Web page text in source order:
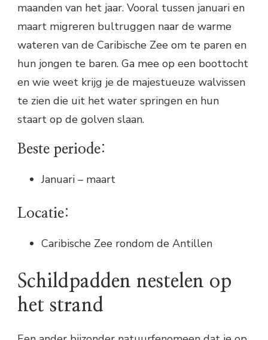
maanden van het jaar. Vooral tussen januari en
maart migreren bultruggen naar de warme
wateren van de Caribische Zee om te paren en
hun jongen te baren. Ga mee op een boottocht
en wie weet krijg je de majestueuze walvissen
te zien die uit het water springen en hun
staart op de golven slaan.
Beste periode:
Januari – maart
Locatie:
Caribische Zee rondom de Antillen
Schildpadden nestelen op
het strand